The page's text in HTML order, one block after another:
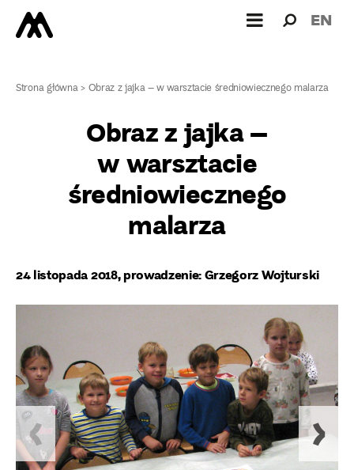
dla: EN
Strona główna>Obraz z jajka – w warsztacie średniowiecznego malarza
Obraz z jajka –
w warsztacie
średniowiecznego
malarza
24 listopada 2018, prowadzenie: Grzegorz Wojturski